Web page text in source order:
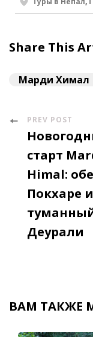
Share This
Марди Химал
PostPREV POST
старт
Himal:
Покхаре и
Деурали
ВАМ ТАКЖЕ